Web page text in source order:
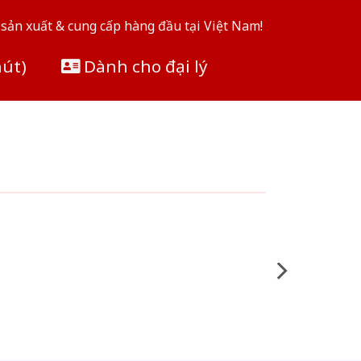
xuất & cung cấp hàng đầu tại Việt Nam!
Dành cho đại lý